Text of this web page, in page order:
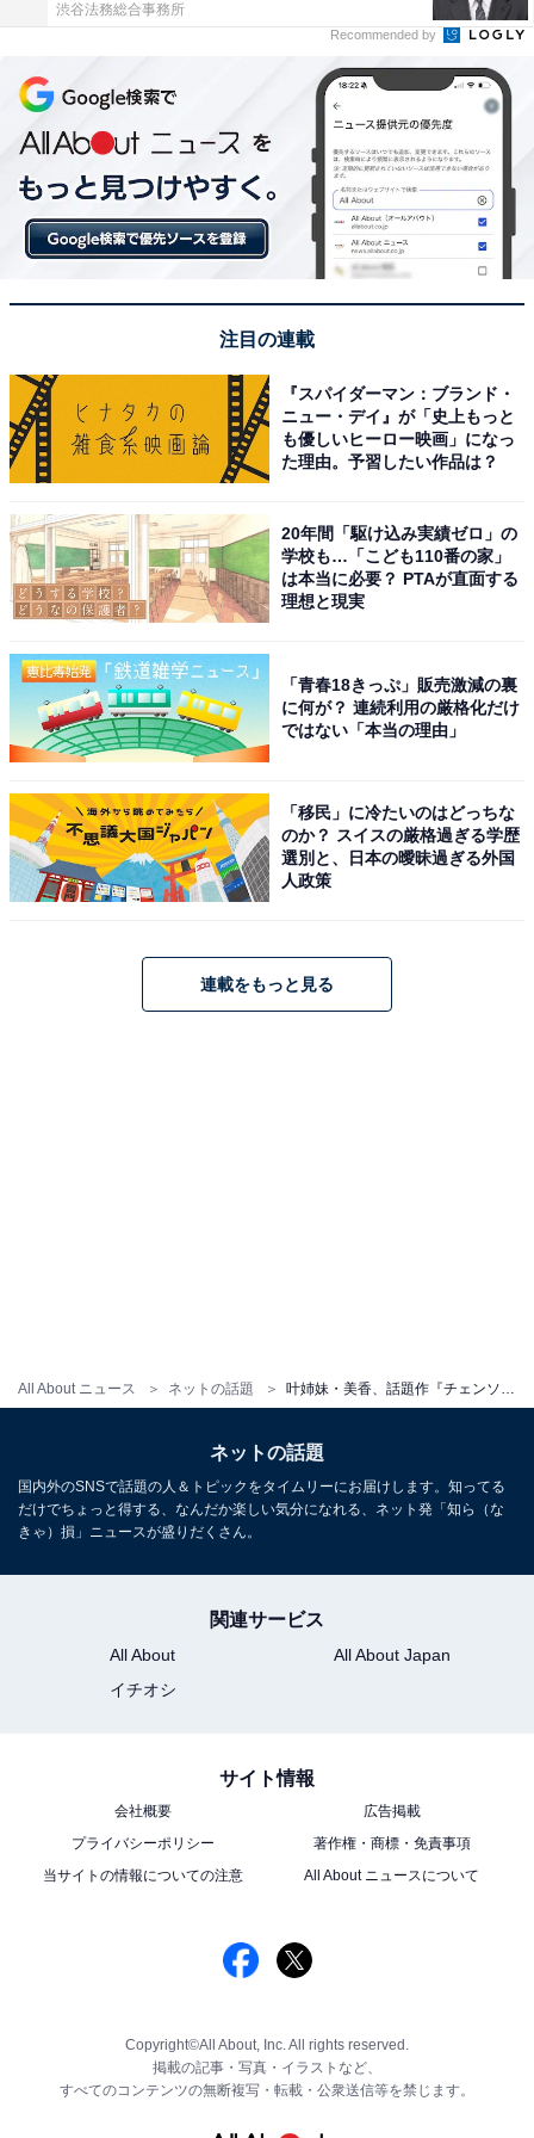
All About ニュース ネットの話題
渋谷法務総合事務所
Recommended by
注目の連載
『スパイダーマン：ブランド・
ニュー・デイ』が「史上もっと
も優しいヒーロー映画」になっ
た理由。予習したい作品は？
20年間「駆け込み実績ゼロ」の
学校も…「こども110番の家」
は本当に必要？ PTAが直面する
理想と現実
「青春18きっぷ」販売激減の裏
に何が？ 連続利用の厳格化だけ
ではない「本当の理由」
「移民」に冷たいのはどっちな
のか？ スイスの厳格過ぎる学歴
選別と、日本の曖昧過ぎる外国
人政策
連載をもっと見る
ネットの話題
国内外のSNSで話題の人＆トピックをタイムリーにお届けします。知ってる
だけでちょっと得する、なんだか楽しい気分になれる、ネット発「知ら（な
きゃ）損」ニュースが盛りだくさん。
関連サービス
All About
All About Japan
イチオシ
サイト情報
会社概要
広告掲載
プライバシーポリシー
著作権・商標・免責事項
当サイトの情報についての注意
All About ニュースについて
Copyright©All About, Inc. All rights reserved.
掲載の記事・写真・イラストなど、
すべてのコンテンツの無断複写・転載・公衆送信等を禁じます。